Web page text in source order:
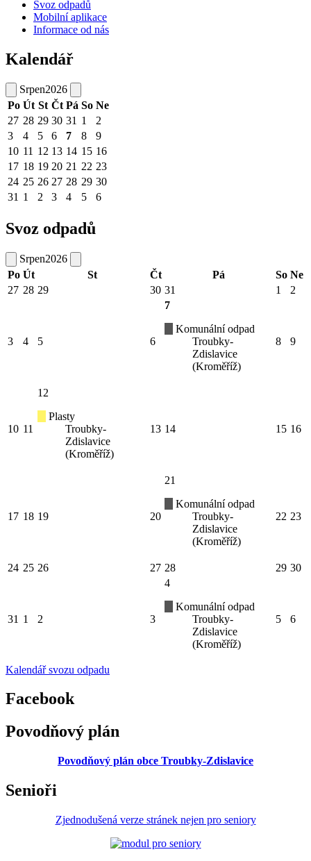
Svoz odpadů
Mobilní aplikace
Informace od nás
Kalendář
Srpen2026
Po Út St Čt Pá So Ne
27 28 29 30 31 1
2
3
4 5 6 7 8
9
10 11 12 13 14 15 16
17 18 19 20 21 22 23
24 25 26 27 28 29 30
31 1 2 3 4 5 6
Svoz odpadů
Srpen2026
Po Út St Čt Pá So Ne
27 28 29 30 31 1 2
3 4 5 6
7
Komunální odpad
Troubky-
Zdislavice
(Kroměříž)
8 9
10 11
12
Plasty
Troubky-
Zdislavice
(Kroměříž)
13 14 15 16
17 18 19 20
21
Komunální odpad
Troubky-
Zdislavice
(Kroměříž)
22 23
24 25 26 27 28 29 30
31 1 2 3
4
Komunální odpad
Troubky-
Zdislavice
(Kroměříž)
5 6
Kalendář svozu odpadu
Facebook
Povodňový plán
Povodňový plán obce Troubky-Zdislavice
Senioři
Zjednodušená verze stránek nejen pro seniory